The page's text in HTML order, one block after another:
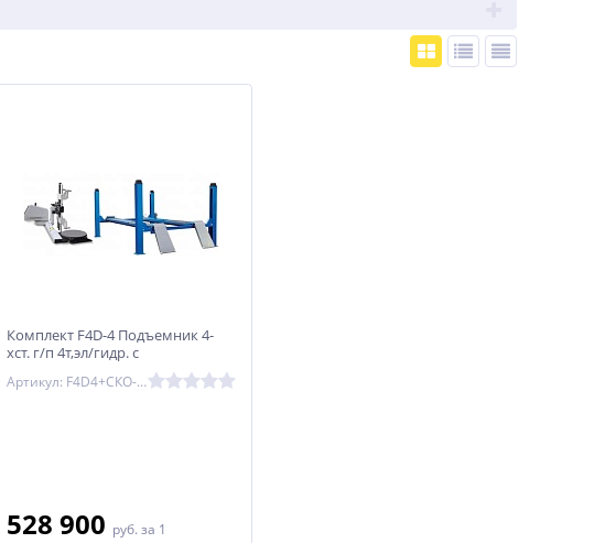
Комплект F4D-4 Подъемник 4-
хст. г/п 4т,эл/гидр. с
траверсой+СКО-1Л Тест система
Артикул: F4D4+СКО-1Л
528 900 руб. за 1